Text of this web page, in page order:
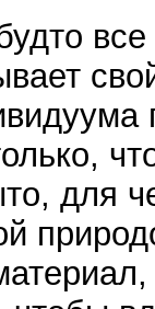
для